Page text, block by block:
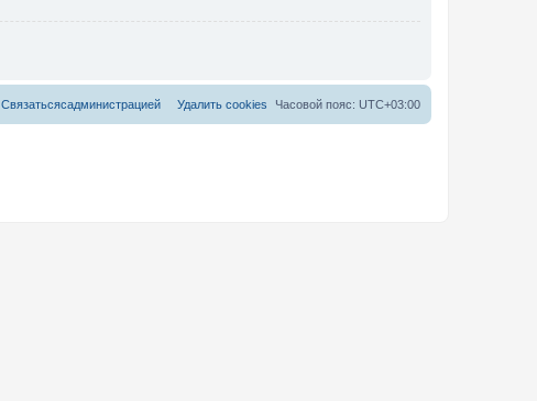
Часовой пояс: UTC+03:00
Удалить cookies
Связатьсясадминистрацией